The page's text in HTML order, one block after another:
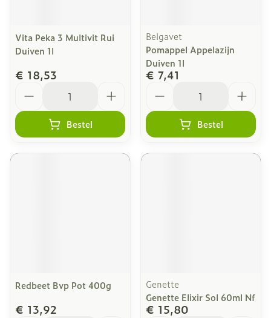
Vita Peka 3 Multivit Rui
Duiven 1l
€ 18,53
Bestel
Belgavet
Pomappel Appelazijn
Duiven 1l
€ 7,41
Bestel
Redbeet Bvp Pot 400g
€ 13,92
Genette
Genette Elixir Sol 60ml Nf
€ 15,80